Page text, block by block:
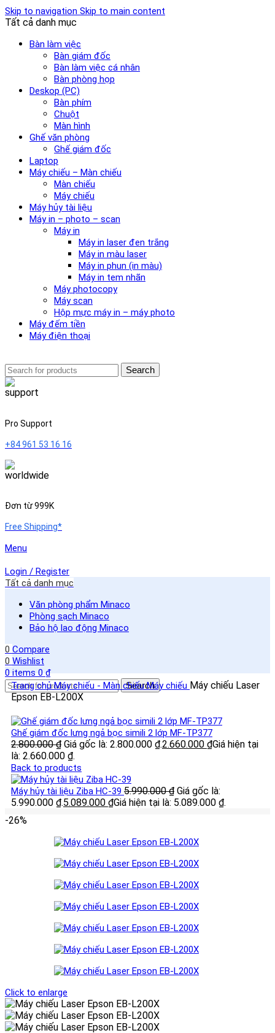
Skip to navigation Skip to main content
Tất cả danh mục
Bàn làm việc
Bàn giám đốc
Bàn làm việc cá nhân
Bàn phòng họp
Deskop (PC)
Bàn phím
Chuột
Màn hình
Ghế văn phòng
Ghế giám đốc
Laptop
Máy chiếu – Màn chiếu
Màn chiếu
Máy chiếu
Máy hủy tài liệu
Máy in – photo – scan
Máy in
Máy in laser đen trắng
Máy in màu laser
Máy in phun (in màu)
Máy in tem nhãn
Máy photocopy
Máy scan
Hộp mực máy in – máy photo
Máy đếm tiền
Máy điện thoại
Search
Pro Support
+84 961 53 16 16
Đơn từ 999K
Free Shipping*
Menu
Login / Register
Tất cả danh mục
Văn phòng phẩm Minaco
Phòng sạch Minaco
Bảo hộ lao động Minaco
0 Compare
0 Wishlist
0items 0₫
Search
Trang chủMáy chiếu - Màn chiếuMáy chiếu Máy chiếu Laser
Epson EB-L200X
Ghế giám đốc lưng ngả bọc simili 2 lớp MF-TP377
2.800.000₫ Giá gốc là: 2.800.000 ₫.2.660.000 ₫Giá hiện tại
là: 2.660.000 ₫.
Back to products
Máy hủy tài liệu Ziba HC-39 5.990.000₫ Giá gốc là:
5.990.000 ₫.5.089.000 ₫Giá hiện tại là: 5.089.000 ₫.
-26%
Click to enlarge